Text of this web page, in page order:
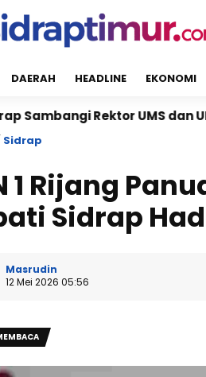
DAERAH HEADLINE EKONOMI
UMS dan UNISAN,
Sidrap
1 Rijang
Sidrap
Masrudin
12 Mei 2026 05:56